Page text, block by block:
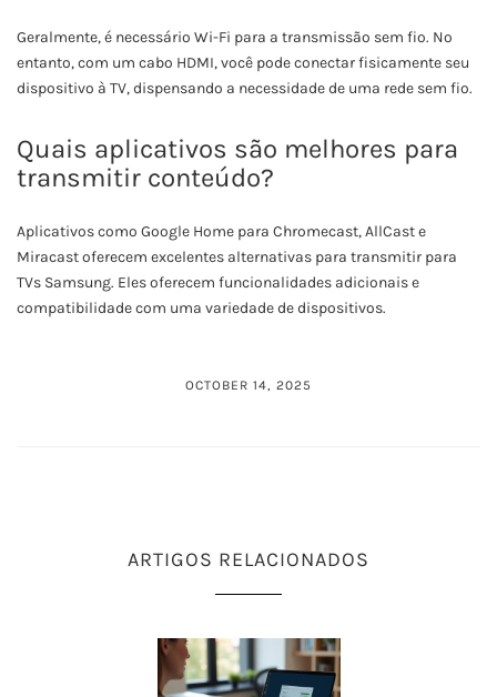
Geralmente, é necessário Wi-Fi para a transmissão sem fio. No
entanto, com um cabo HDMI, você pode conectar fisicamente seu
dispositivo à TV, dispensando a necessidade de uma rede sem fio.
Quais aplicativos são melhores para
transmitir conteúdo?
Aplicativos como Google Home para Chromecast, AllCast e
Miracast oferecem excelentes alternativas para transmitir para
TVs Samsung. Eles oferecem funcionalidades adicionais e
compatibilidade com uma variedade de dispositivos.
OCTOBER 14, 2025
ARTIGOS RELACIONADOS